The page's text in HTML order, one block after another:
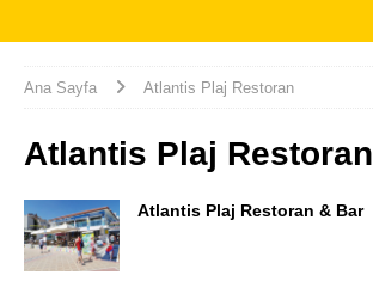
Ana Sayfa Atlantis Plaj Restoran
Atlantis Plaj Restoran
Atlantis Plaj Restoran & Bar